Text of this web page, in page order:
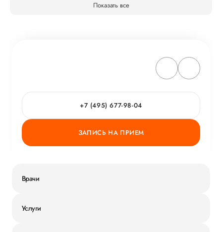
Показать все
+7 (495) 677-98-04
ЗАПИСЬ НА ПРИЕМ
Врачи
Услуги